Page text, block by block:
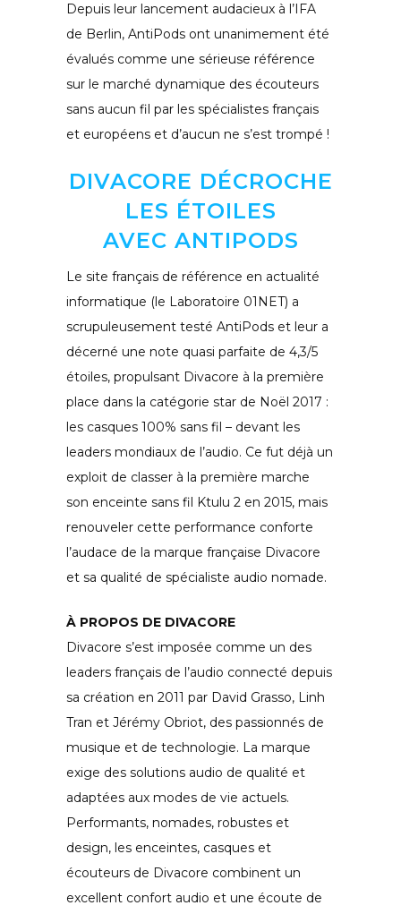
Depuis leur lancement audacieux à l’IFA
de Berlin, AntiPods ont unanimement été
évalués comme une sérieuse référence
sur le marché dynamique des écouteurs
sans aucun fil par les spécialistes français
et européens et d’aucun ne s’est trompé !
DIVACORE DÉCROCHE
LES ÉTOILES
AVEC ANTIPODS
Le site français de référence en actualité
informatique (le Laboratoire 01NET) a
scrupuleusement testé AntiPods et leur a
décerné une note quasi parfaite de 4,3/5
étoiles, propulsant Divacore à la première
place dans la catégorie star de Noël 2017 :
les casques 100% sans fil – devant les
leaders mondiaux de l’audio. Ce fut déjà un
exploit de classer à la première marche
son enceinte sans fil Ktulu 2 en 2015, mais
renouveler cette performance conforte
l’audace de la marque française Divacore
et sa qualité de spécialiste audio nomade.
À PROPOS DE DIVACORE
Divacore s’est imposée comme un des
leaders français de l’audio connecté depuis
sa création en 2011 par David Grasso, Linh
Tran et Jérémy Obriot, des passionnés de
musique et de technologie. La marque
exige des solutions audio de qualité et
adaptées aux modes de vie actuels.
Performants, nomades, robustes et
design, les enceintes, casques et
écouteurs de Divacore combinent un
excellent confort audio et une écoute de